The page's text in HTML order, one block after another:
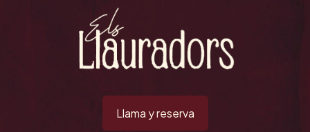
Llama y reserva